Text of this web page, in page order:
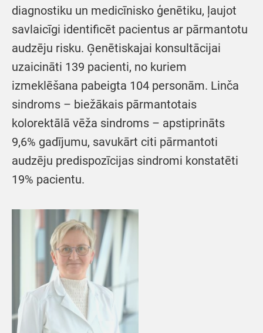
diagnostiku un medicīnisko ģenētiku, ļaujot
savlaicīgi identificēt pacientus ar pārmantotu
audzēju risku. Ģenētiskajai konsultācijai
uzaicināti 139 pacienti, no kuriem
izmeklēšana pabeigta 104 personām. Linča
sindroms – biežākais pārmantotais
kolorektālā vēža sindroms – apstiprināts
9,6% gadījumu, savukārt citi pārmantoti
audzēju predispozīcijas sindromi konstatēti
19% pacientu.